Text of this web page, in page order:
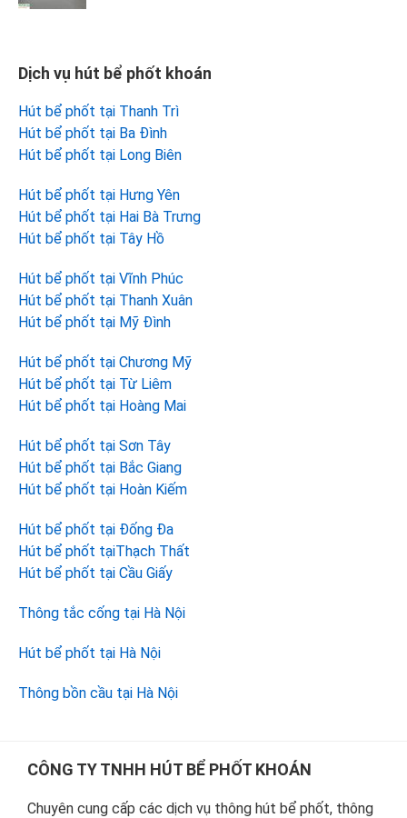
Dịch vụ hút bể phốt khoán
Hút bể phốt tại Thanh Trì
Hút bể phốt tại Ba Đình
Hút bể phốt tại Long Biên
Hút bể phốt tại Hưng Yên
Hút bể phốt tại Hai Bà Trưng
Hút bể phốt tại Tây Hồ
Hút bể phốt tại Vĩnh Phúc
Hút bể phốt tại Thanh Xuân
Hút bể phốt tại Mỹ Đình
Hút bể phốt tại Chương Mỹ
Hút bể phốt tại Từ Liêm
Hút bể phốt tại Hoàng Mai
Hút bể phốt tại Sơn Tây
Hút bể phốt tại Bắc Giang
Hút bể phốt tại Hoàn Kiếm
Hút bể phốt tại Đống Đa
Hút bể phốt tạiThạch Thất
Hút bể phốt tại Cầu Giấy
Thông tắc cống tại Hà Nội
Hút bể phốt tại Hà Nội
Thông bồn cầu tại Hà Nội
Footer
CÔNG TY TNHH HÚT BỂ PHỐT KHOÁN
Chuyên cung cấp các dịch vụ thông hút bể phốt, thông